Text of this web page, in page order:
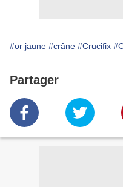
#or jaune #crâne #Crucifix
Partager